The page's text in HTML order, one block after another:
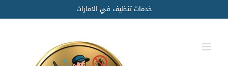
to
content
خدمات تنظيف في الامارات